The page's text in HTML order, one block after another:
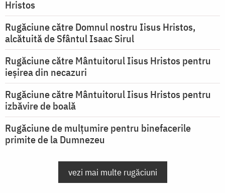
Hristos
Rugăciune către Domnul nostru Iisus Hristos,
alcătuită de Sfântul Isaac Sirul
Rugăciune către Mântuitorul Iisus Hristos pentru
ieşirea din necazuri
Rugăciune către Mântuitorul Iisus Hristos pentru
izbăvire de boală
Rugăciune de mulțumire pentru binefacerile
primite de la Dumnezeu
vezi mai multe rugăciuni